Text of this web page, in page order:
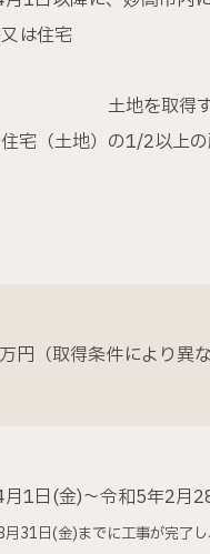
は住宅
を取得する
宅（土地）の1/2以上
有
円（取得条件により異
1日(金)～令和5年2月
31日(金)までに工事が完了